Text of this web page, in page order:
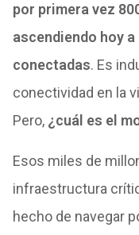
por primera vez
ascendiendo hoy
conectadas. Es
conectividad en la
Pero, ¿cuál es el
Esos miles de
infraestructura
hecho de navegar